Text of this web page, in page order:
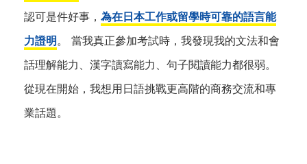
認可是件好事， 為在日本工作或留學時可靠的語言能
力證明。 當我真正參加考試時，我發現我的文法和會
話理解能力、漢字讀寫能力、句子閱讀能力都很弱。
從現在開始，我想用日語挑戰更高階的商務交流和專
業話題。